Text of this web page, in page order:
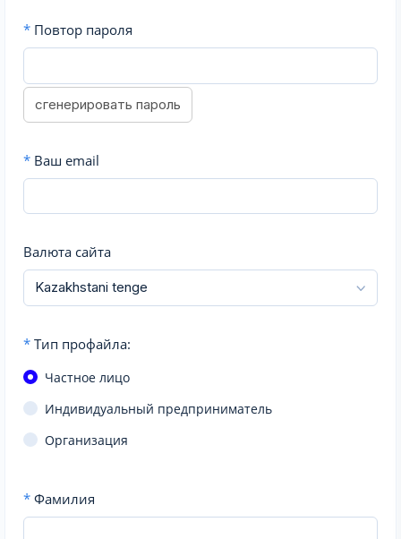
* Повтор пароля
сгенерировать пароль
* Ваш email
Валюта сайта
* Тип профайла:
Частное лицо
Индивидуальный предприниматель
Организация
* Фамилия